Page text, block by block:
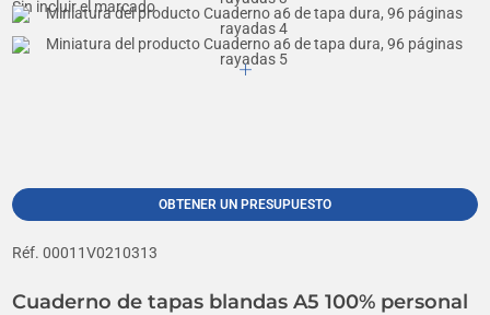
Sin incluir el marcado
OBTENER UN PRESUPUESTO
Réf. 00011V0210313
Cuaderno de tapas blandas A5 100% personal